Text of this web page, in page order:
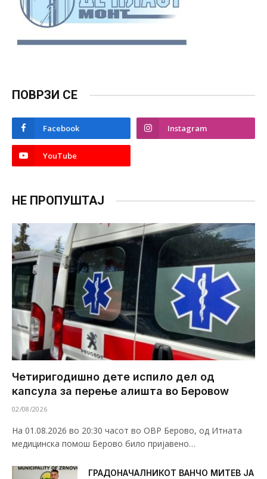
ПОВРЗИ СЕ
Facebook Instagram
YouTube
НЕ ПРОПУШТАЈ
Четиригодишно дете испило дел од
капсула за перење алишта во Беровоw
02/08/2026
На 01.08.2026 во 20:30 часот во ОВР Берово, од Итната
медицинска помош Берово било пријавено…
ГРАДОНАЧАЛНИКОТ ВАНЧО МИТЕВ ЈА